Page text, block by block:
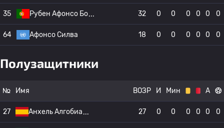
35 Рубен Афонсо Бо 32 0 0 0 0 0 0
64 Афонсо Силва 18 0 0 0 0 0 0
Полузащитники
№ Имя ВОЗР И Мин А
27 Анхель Алгобиа 27 0 0 0 0 0 0